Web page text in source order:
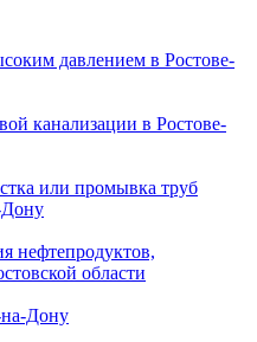
давлением в Ростове-
канализации в Ростове-
или промывка труб
Дону
нефтепродуктов,
области
на-Дону